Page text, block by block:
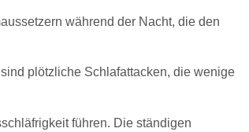
während der Nacht, die den
plötzliche Schlafattacken, die wenige
führen. Die ständigen